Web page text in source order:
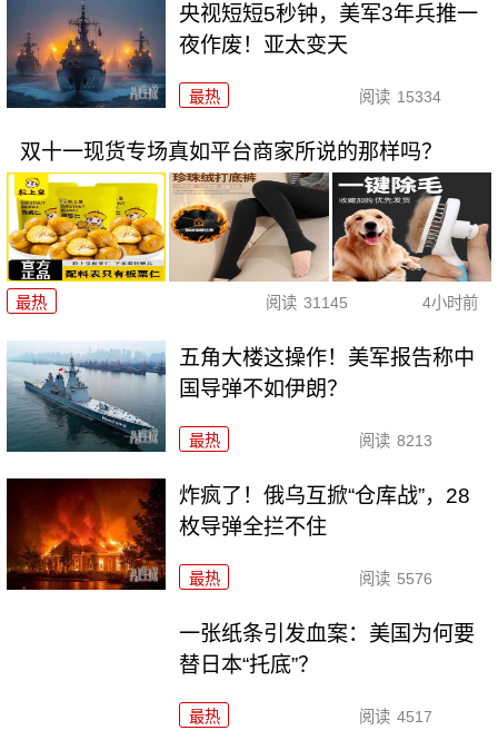
央视短短5秒钟，美军3年兵推一
夜作废！亚太变天
最热 阅读 15334
双十一现货专场真如平台商家所说的那样吗？
最热 阅读 31145 4小时前
五角大楼这操作！美军报告称中
国导弹不如伊朗？
最热 阅读 8213
炸疯了！俄乌互掀“仓库战”，28
枚导弹全拦不住
最热 阅读 5576
一张纸条引发血案：美国为何要
替日本“托底”？
最热 阅读 4517